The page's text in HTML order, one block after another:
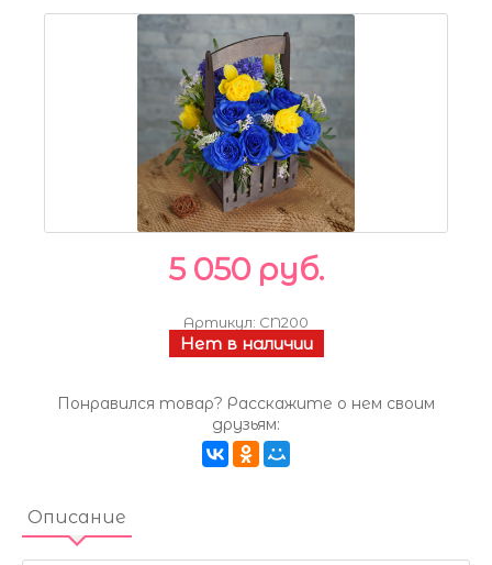
5 050 руб.
Артикул: CN200
Нет в наличии
Понравился товар? Расскажите о нем своим
друзьям:
Описание